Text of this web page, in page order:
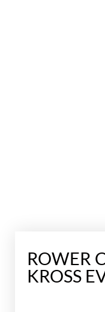
ROWER
KROSS